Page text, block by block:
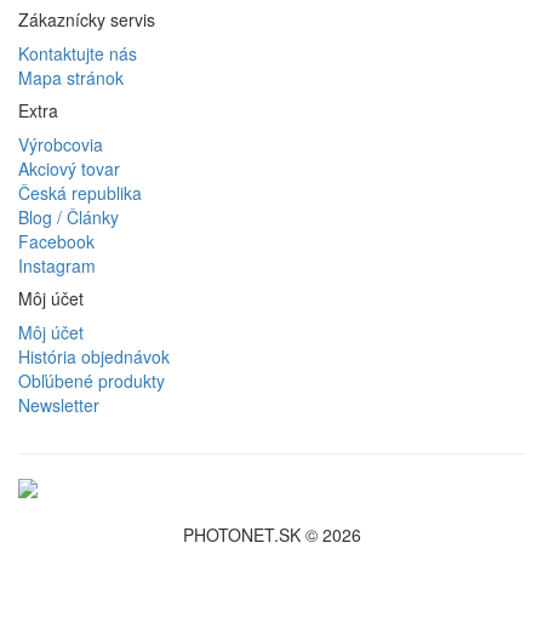
Zákaznícky servis
Kontaktujte nás
Mapa stránok
Extra
Výrobcovia
Akciový tovar
Česká republika
Blog / Články
Facebook
Instagram
Môj účet
Môj účet
História objednávok
Obľúbené produkty
Newsletter
PHOTONET.SK © 2026